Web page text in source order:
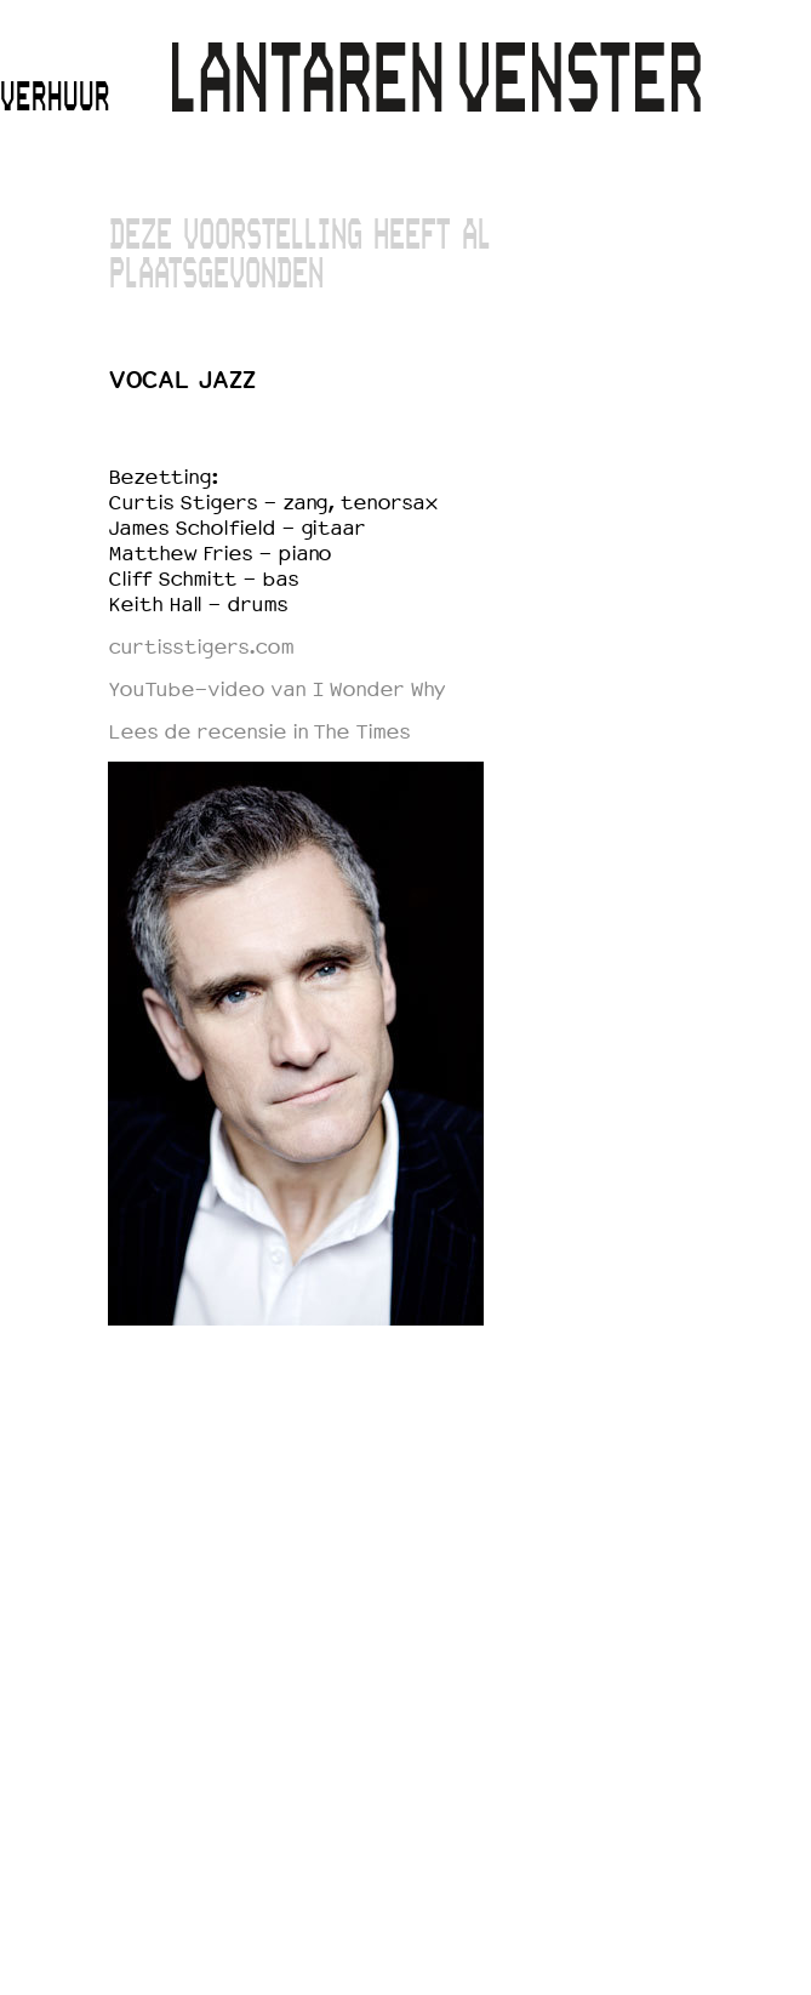
VERHUUR
DEZE VOORSTELLING HEEFT AL
PLAATSGEVONDEN
VOCAL JAZZ
Bezetting:
Curtis Stigers - zang, tenorsax
James Scholfield - gitaar
Matthew Fries - piano
Cliff Schmitt - bas
Keith Hall - drums
curtisstigers.com
YouTube-video van I Wonder Why
Lees de recensie in The Times